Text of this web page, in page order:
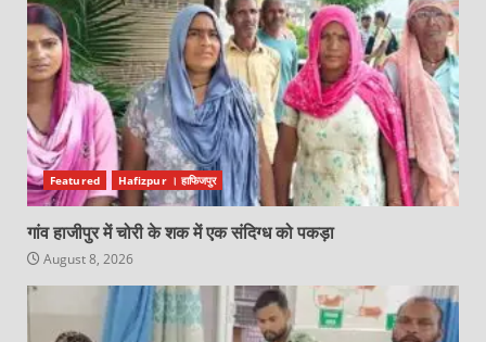
Featured Hafizpur । हाफिजपुर
गांव हाजीपुर में चोरी के शक में एक संदिग्ध को पकड़ा
August 8, 2026